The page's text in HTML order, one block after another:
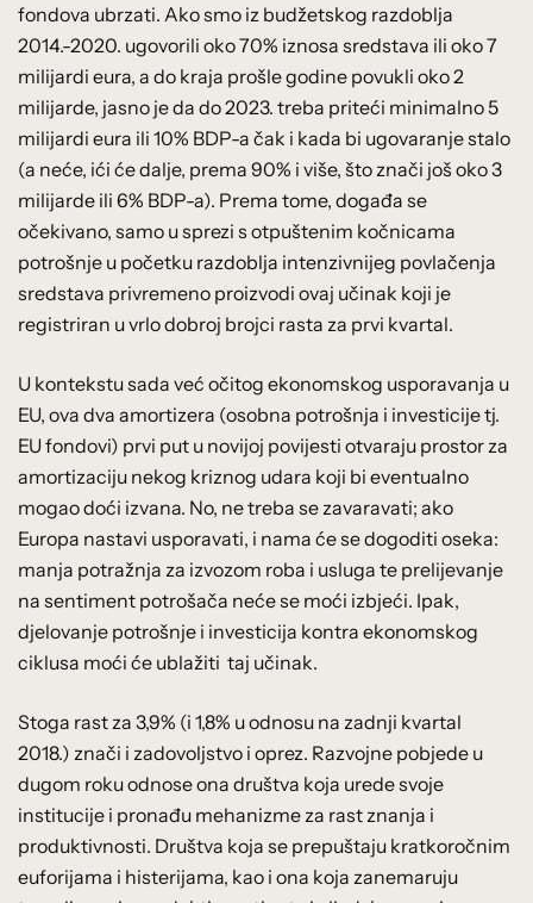
fondova ubrzati. Ako smo iz budžetskog razdoblja
2014.-2020. ugovorili oko 70% iznosa sredstava ili oko 7
milijardi eura, a do kraja prošle godine povukli oko 2
milijarde, jasno je da do 2023. treba priteći minimalno 5
milijardi eura ili 10% BDP-a čak i kada bi ugovaranje stalo
(a neće, ići će dalje, prema 90% i više, što znači još oko 3
milijarde ili 6% BDP-a). Prema tome, događa se
očekivano, samo u sprezi s otpuštenim kočnicama
potrošnje u početku razdoblja intenzivnijeg povlačenja
sredstava privremeno proizvodi ovaj učinak koji je
registriran u vrlo dobroj brojci rasta za prvi kvartal.
U kontekstu sada već očitog ekonomskog usporavanja u
EU, ova dva amortizera (osobna potrošnja i investicije tj.
EU fondovi) prvi put u novijoj povijesti otvaraju prostor za
amortizaciju nekog kriznog udara koji bi eventualno
mogao doći izvana. No, ne treba se zavaravati; ako
Europa nastavi usporavati, i nama će se dogoditi oseka:
manja potražnja za izvozom roba i usluga te prelijevanje
na sentiment potrošača neće se moći izbjeći. Ipak,
djelovanje potrošnje i investicija kontra ekonomskog
ciklusa moći će ublažiti taj učinak.
Stoga rast za 3,9% (i 1,8% u odnosu na zadnji kvartal
2018.) znači i zadovoljstvo i oprez. Razvojne pobjede u
dugom roku odnose ona društva koja urede svoje
institucije i pronađu mehanizme za rast znanja i
produktivnosti. Društva koja se prepuštaju kratkoročnim
euforijama i histerijama, kao i ona koja zanemaruju